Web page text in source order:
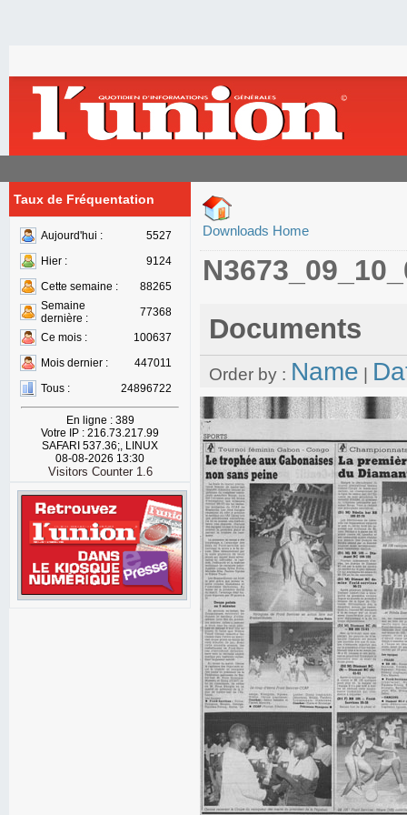
Taux de Fréquentation
Aujourd'hui :
5527
Hier :
9124
Cette semaine :
88265
Semaine
dernière :
77368
Ce mois :
100637
Mois dernier :
447011
Tous :
24896722
En ligne : 389
Votre IP : 216.73.217.99
SAFARI 537.36;, LINUX
08-08-2026 13:30
Visitors Counter 1.6
Downloads Home
Documents
Order by : Name